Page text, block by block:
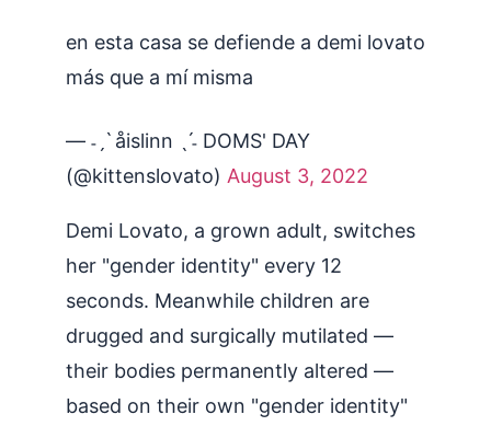
en esta casa se defiende a demi lovato
más que a mí misma
— ˗ˏˋ åislinn ˎˊ˗ DOMS' DAY
(@kittenslovato) August 3, 2022
Demi Lovato, a grown adult, switches
her "gender identity" every 12
seconds. Meanwhile children are
drugged and surgically mutilated —
their bodies permanently altered —
based on their own "gender identity"